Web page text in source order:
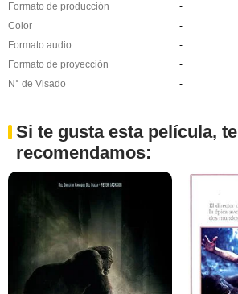
Formato de producción
-
Color
-
Formato audio
-
Formato de proyección
-
N° de Visado
-
Si te gusta esta película, te
recomendamos: